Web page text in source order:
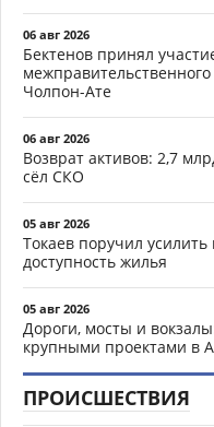
06 авг 2026
Бектенов принял
Чолпон-Ате
06 авг 2026
Возврат активов: 2,7
сёл СКО
05 авг 2026
Токаев поручил
доступность жилья
05 авг 2026
Дороги, мосты и
крупными проектами в
ПРОИСШЕСТВИЯ